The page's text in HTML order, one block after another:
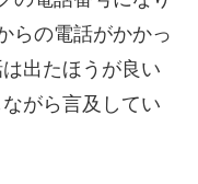
らの電話がかかっ
出たほうが良い
がら言及してい